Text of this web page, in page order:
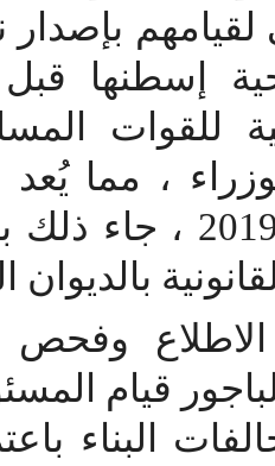
إسطنها
للقوات
، مما يُعد
للقانون رقم 17 لسنة 2019
بالديوان
وفحص
قيام